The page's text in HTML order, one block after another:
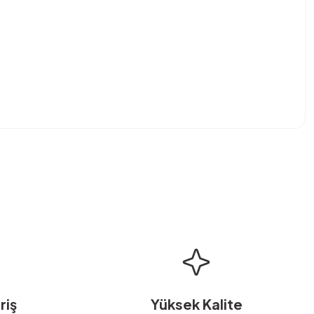
Yüksek Kalite